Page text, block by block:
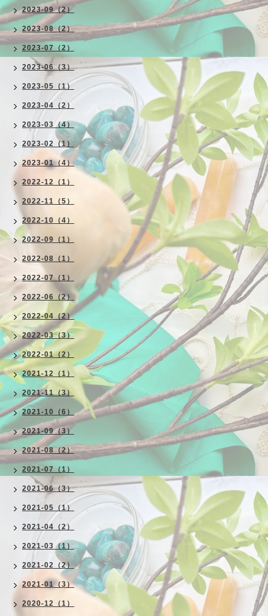
2023-09（2）
2023-08（2）
2023-07（2）
2023-06（3）
2023-05（1）
2023-04（2）
2023-03（4）
2023-02（1）
2023-01（4）
2022-12（1）
2022-11（5）
2022-10（4）
2022-09（1）
2022-08（1）
2022-07（1）
2022-06（2）
2022-04（2）
2022-03（3）
2022-01（2）
2021-12（1）
2021-11（3）
2021-10（6）
2021-09（3）
2021-08（2）
2021-07（1）
2021-06（3）
2021-05（1）
2021-04（2）
2021-03（1）
2021-02（2）
2021-01（3）
2020-12（1）